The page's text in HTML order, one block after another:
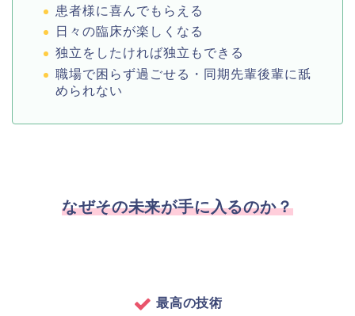
患者様に喜んでもらえる
日々の臨床が楽しくなる
独立をしたければ独立もできる
職場で困らず過ごせる・同期先輩後輩に舐
められない
なぜその未来が手に入るのか？
最高の技術